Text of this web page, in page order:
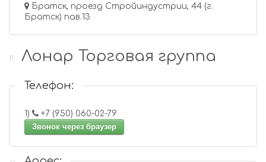
Братск, проезд Стройиндустрии, 44 (г.
Братск) пав.13
11 Лонар Торговая группа
Телефон:
1)
+7 (950) 060-02-79
Звонок через браузер